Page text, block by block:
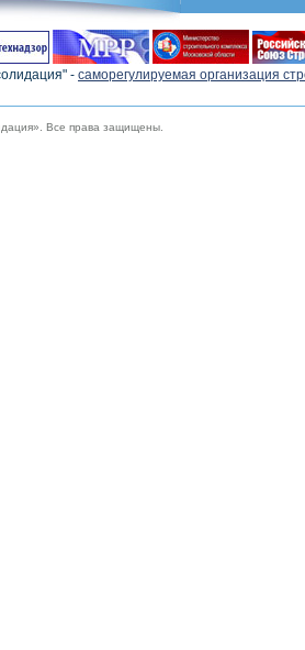
- cаморегулируемая организация
Все права защищены.